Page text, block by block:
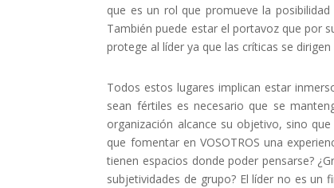
que es un rol que promueve la
También puede estar el portavoz que por
protege al líder ya que las críticas se
Todos estos lugares implican estar
sean fértiles es necesario que se
organización alcance su objetivo, sino
que fomentar en VOSOTROS una
tienen espacios donde poder pensarse?
subjetividades de grupo? El líder no es